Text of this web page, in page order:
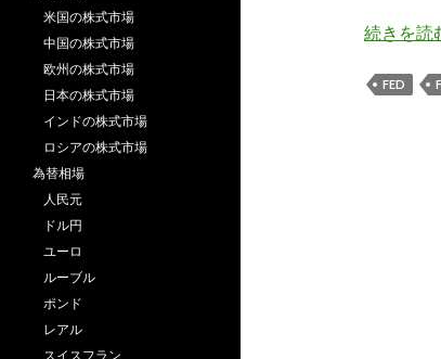
続きを読
FED
米国の株式市場
中国の株式市場
欧州の株式市場
日本の株式市場
インドの株式市場
ロシアの株式市場
為替相場
人民元
ドル円
ユーロ
ルーブル
ポンド
レアル
スイスフラン